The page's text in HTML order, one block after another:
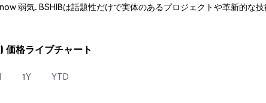
弱気. BSHIBは話題性だけで実体のあるプロジェクトや革新的な
格ライブチャート
1Y YTD